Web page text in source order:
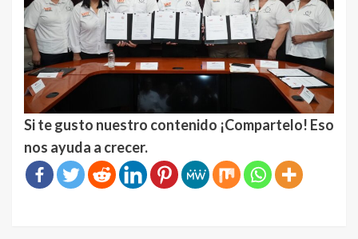
Si te gusto nuestro contenido ¡Compartelo! Eso
nos ayuda a crecer.